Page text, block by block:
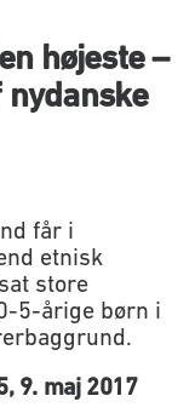
højeste –
nydanske
får i
etnisk
store
5-årige børn i
9. maj 2017